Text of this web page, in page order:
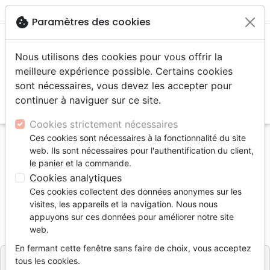
menu
Accueil Vidéos
Documentaires, reportages
Billy Graham - Ein Mann und sein Auftrag DVD
Billy Graham - Ein Mann und sein
Auftrag DVD
RéférenceHAN210414 EAN 4010276404149
Editeur Hänssler Verlag
cookie Paramètres des cookies
Nous utilisons des cookies pour vous offrir la
meilleure expérience possible. Certains cookies
sont nécessaires, vous devez les accepter pour
continuer à naviguer sur ce site.
Cookies strictement nécessaires
Ces cookies sont nécessaires à la fonctionnalité du site
web. Ils sont nécessaires pour l'authentification du client,
le panier et la commande.
Cookies analytiques
Ces cookies collectent des données anonymes sur les
visites, les appareils et la navigation. Nous nous
appuyons sur ces données pour améliorer notre site
web.
En fermant cette fenêtre sans faire de choix, vous acceptez
tous les cookies.